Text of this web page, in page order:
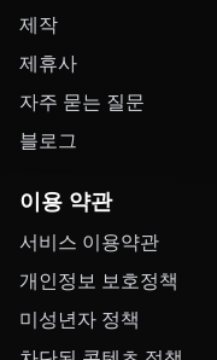
제작
제휴사
자주 묻는 질문
블로그
이용 약관
서비스 이용약관
개인정보 보호정책
미성년자 정책